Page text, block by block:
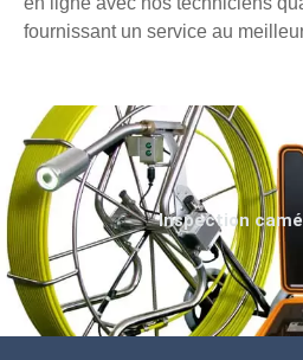
fournissant un service au
Inspection